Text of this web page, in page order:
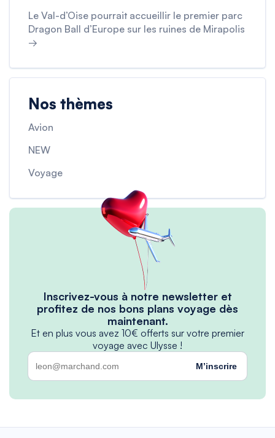
Le Val-d’Oise pourrait accueillir le premier parc
Dragon Ball d’Europe sur les ruines de Mirapolis
→
Nos thèmes
Avion
NEW
Voyage
Inscrivez-vous à notre newsletter et
profitez de nos bons plans voyage dès
maintenant.
Et en plus vous avez 10€ offerts sur votre premier
voyage avec Ulysse !
M’inscrire